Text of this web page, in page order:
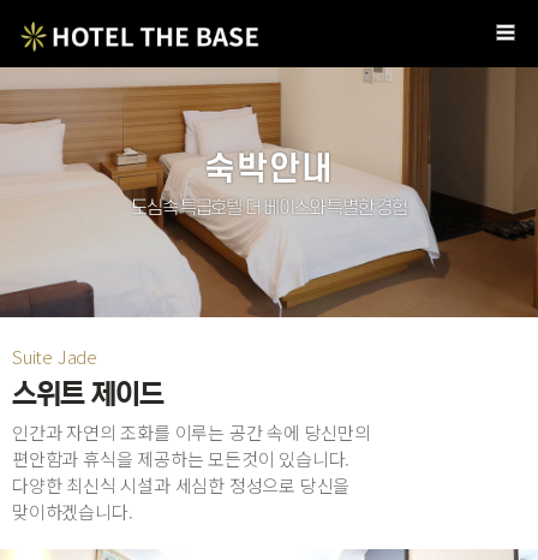
숙박안내
도심속 특급호텔 더 베이스와 특별한 경험
Suite Jade
스위트 제이드
인간과 자연의 조화를 이루는 공간 속에 당신만의
편안함과 휴식을 제공하는 모든것이 있습니다.
다양한 최신식 시설과 세심한 정성으로 당신을
맞이하겠습니다.